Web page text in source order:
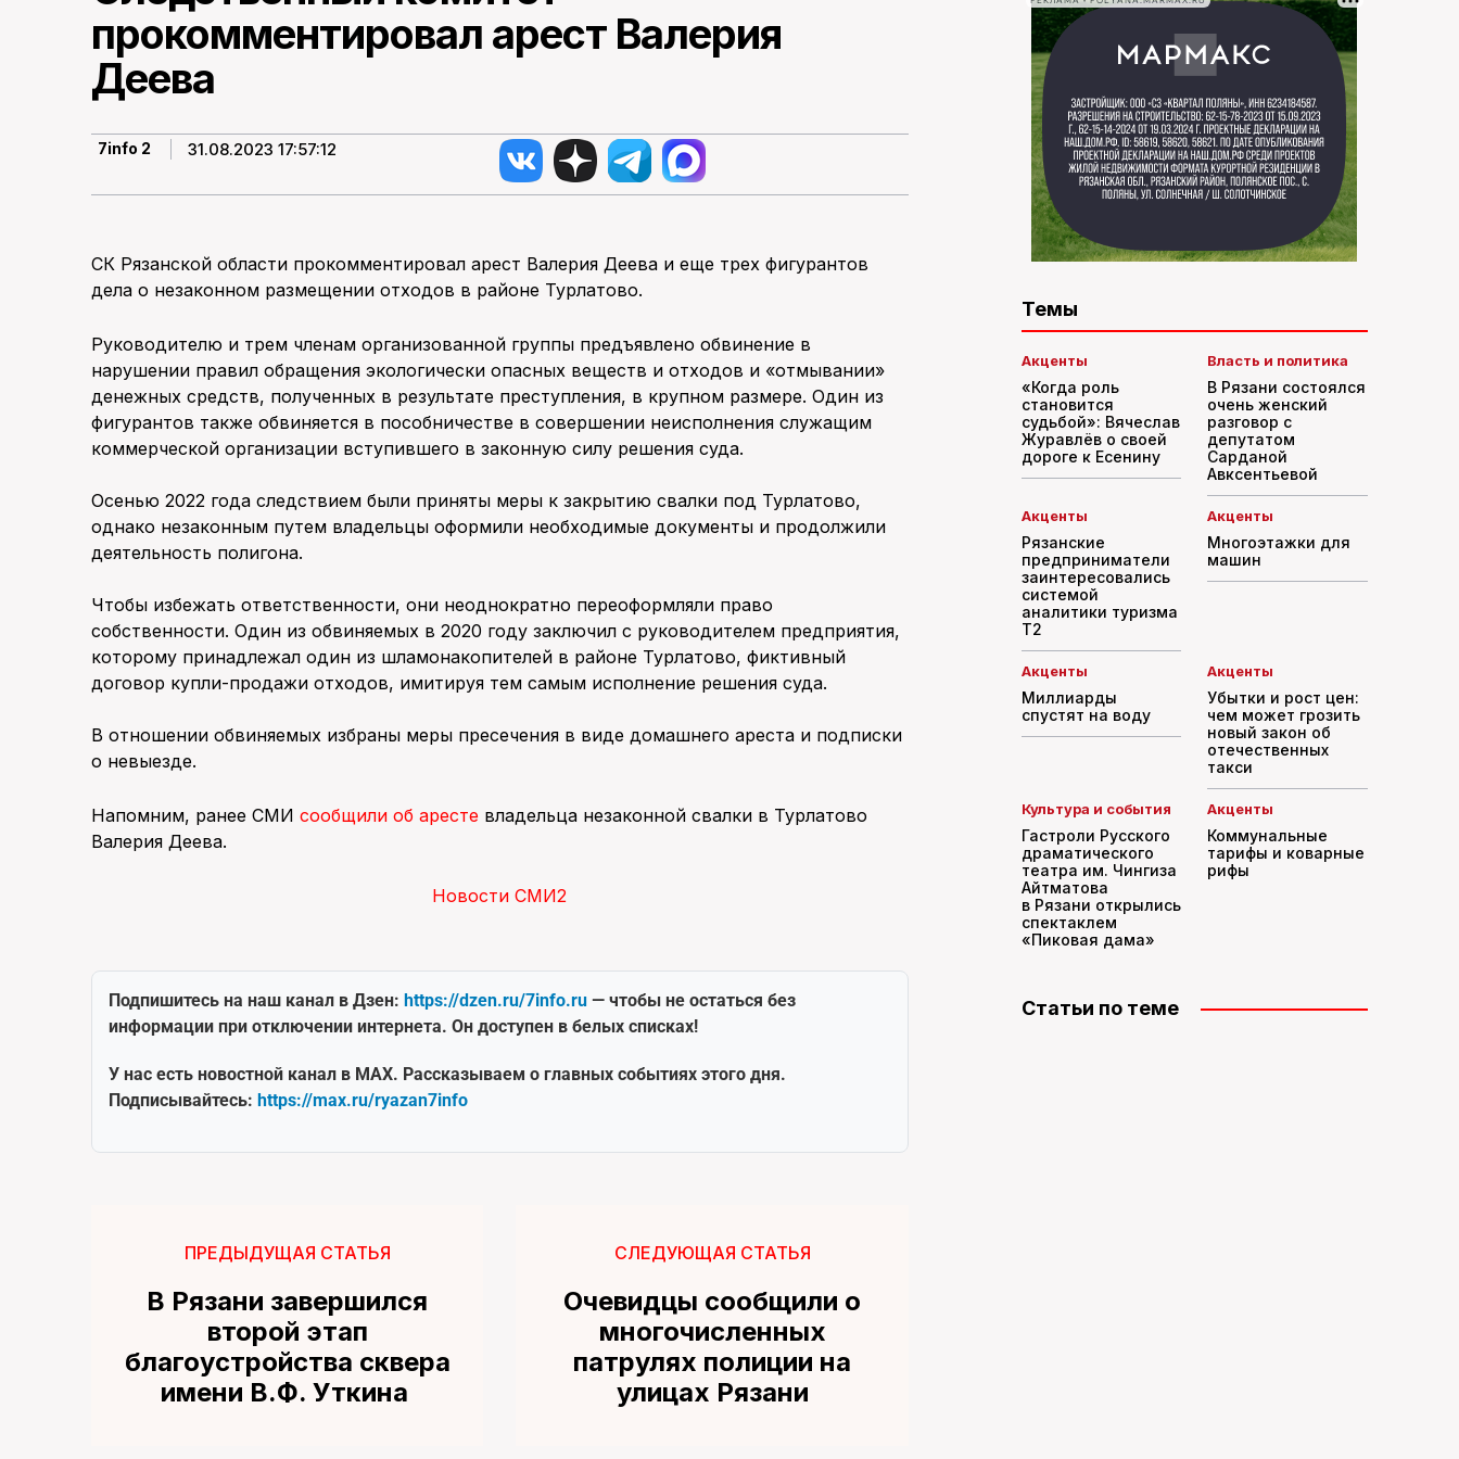
прокомментировал арест Валерия
Деева
7info 2 31.08.2023 17:57:12
СК Рязанской области прокомментировал арест Валерия Деева и еще трех фигурантов
дела о незаконном размещении отходов в районе Турлатово.
Руководителю и трем членам организованной группы предъявлено обвинение в
нарушении правил обращения экологически опасных веществ и отходов и «отмывании»
денежных средств, полученных в результате преступления, в крупном размере. Один из
фигурантов также обвиняется в пособничестве в совершении неисполнения служащим
коммерческой организации вступившего в законную силу решения суда.
Осенью 2022 года следствием были приняты меры к закрытию свалки под Турлатово,
однако незаконным путем владельцы оформили необходимые документы и продолжили
деятельность полигона.
Чтобы избежать ответственности, они неоднократно переоформляли право
собственности. Один из обвиняемых в 2020 году заключил с руководителем предприятия,
которому принадлежал один из шламонакопителей в районе Турлатово, фиктивный
договор купли-продажи отходов, имитируя тем самым исполнение решения суда.
В отношении обвиняемых избраны меры пресечения в виде домашнего ареста и подписки
о невыезде.
Напомним, ранее СМИ сообщили об аресте владельца незаконной свалки в Турлатово
Валерия Деева.
Новости СМИ2
Подпишитесь на наш канал в Дзен: https://dzen.ru/7info.ru — чтобы не остаться без
информации при отключении интернета. Он доступен в белых списках!
У нас есть новостной канал в MAX. Рассказываем о главных событиях этого дня.
Подписывайтесь: https://max.ru/ryazan7info
ПРЕДЫДУЩАЯ СТАТЬЯ
В Рязани завершился
второй этап
благоустройства сквера
имени В.Ф. Уткина
СЛЕДУЮЩАЯ СТАТЬЯ
Очевидцы сообщили о
многочисленных
патрулях полиции на
улицах Рязани
Темы
Акценты
«Когда роль
становится
судьбой»: Вячеслав
Журавлёв о своей
дороге к Есенину
Власть и политика
В Рязани состоялся
очень женский
разговор с
депутатом
Сарданой
Авксентьевой
Акценты
Рязанские
предприниматели
заинтересовались
системой
аналитики туризма
T2
Акценты
Многоэтажки для
машин
Акценты
Миллиарды
спустят на воду
Акценты
Убытки и рост цен:
чем может грозить
новый закон об
отечественных
такси
Культура и события
Гастроли Русского
драматического
театра им. Чингиза
Айтматова
в Рязани открылись
спектаклем
«Пиковая дама»
Акценты
Коммунальные
тарифы и коварные
рифы
Статьи по теме